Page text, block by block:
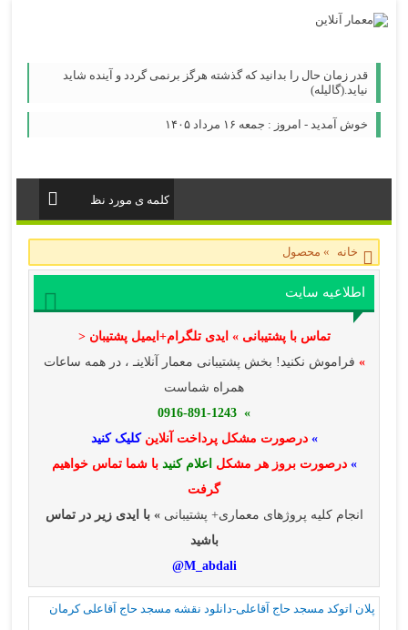
قدر زمان حال را بدانید که گذشته هرگز برنمی گردد و آینده شاید
نیاید.(گالیله)
خوش آمدید - امروز : جمعه ۱۶ مرداد ۱۴۰۵
خانه » محصول
اطلاعیه سایت
تماس با پشتیبانی » ایدی تلگرام+ایمیل پشتیبان <
» فراموش نکنید! بخش پشتیبانی معمار آنلاینـ ، در همه ساعات
همراه شماست
» 0916-891-1243
» درصورت مشکل پرداخت آنلاینکلیک کنید
» درصورت بروز هر مشکل اعلام کنید با شما تماس خواهیم
گرفت
انجام کلیه پروژهای معماری+ پشتیبانی» با ایدی زیر در تماس
باشید
M_abdali@
پلان اتوکد مسجد حاج آقاعلی-دانلود نقشه مسجد حاج آقاعلی کرمان